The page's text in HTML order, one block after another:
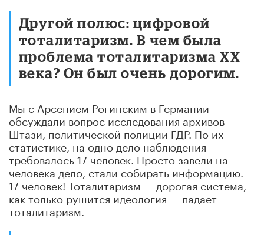
Другой полюс: цифровой
тоталитаризм. В чем была
проблема тоталитаризма XX
века? Он был очень дорогим.
Мы с Арсением Рогинским в Германии
обсуждали вопрос исследования архивов
Штази, политической полиции ГДР. По их
статистике, на одно дело наблюдения
требовалось 17 человек. Просто завели на
человека дело, стали собирать информацию.
17 человек! Тоталитаризм — дорогая система,
как только рушится идеология — падает
тоталитаризм.